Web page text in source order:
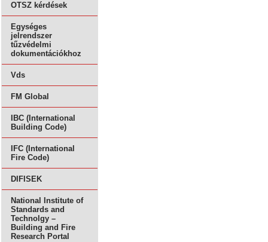
OTSZ kérdések
Egységes
jelrendszer
tűzvédelmi
dokumentációkhoz
Vds
FM Global
IBC (International
Building Code)
IFC (International
Fire Code)
DIFISEK
National Institute of
Standards and
Technolgy –
Building and Fire
Research Portal